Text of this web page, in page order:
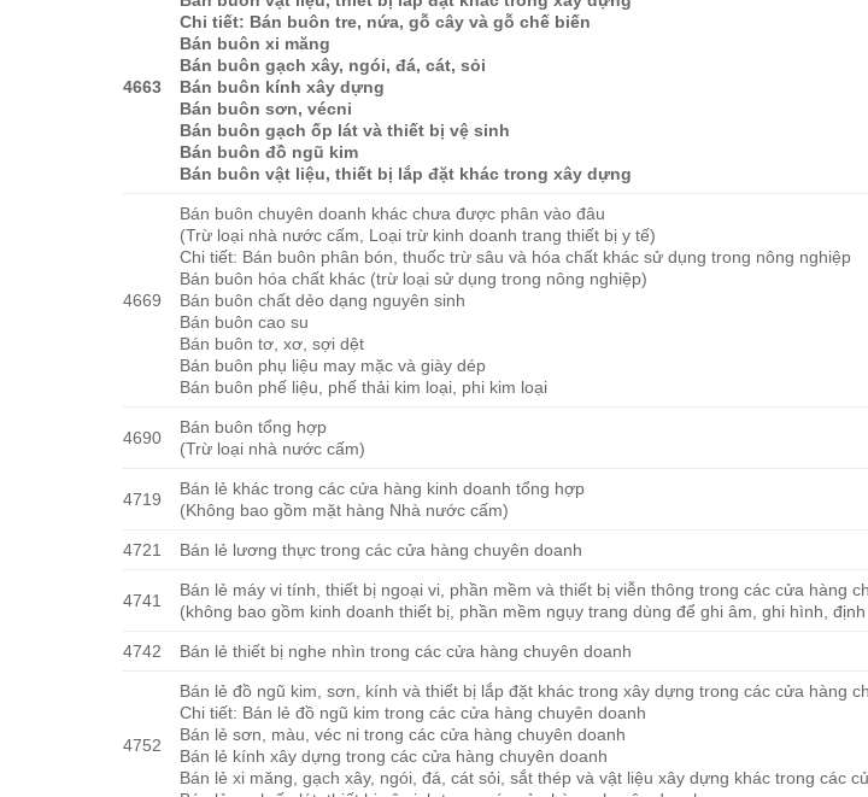
4663
Chi tiết: Bán buôn tre, nứa, gỗ cây và gỗ chế biến
Bán buôn xi măng
Bán buôn gạch xây, ngói, đá, cát, sỏi
Bán buôn kính xây dựng
Bán buôn sơn, vécni
Bán buôn gạch ốp lát và thiết bị vệ sinh
Bán buôn đồ ngũ kim
Bán buôn vật liệu, thiết bị lắp đặt khác trong xây dựng
4669
Bán buôn chuyên doanh khác chưa được phân vào đâu
(Trừ loại nhà nước cấm, Loại trừ kinh doanh trang thiết bị y tế)
Chi tiết: Bán buôn phân bón, thuốc trừ sâu và hóa chất khác sử dụng trong nông nghiệp
Bán buôn hóa chất khác (trừ loại sử dụng trong nông nghiệp)
Bán buôn chất dẻo dạng nguyên sinh
Bán buôn cao su
Bán buôn tơ, xơ, sợi dệt
Bán buôn phụ liệu may mặc và giày dép
Bán buôn phế liệu, phế thải kim loại, phi kim loại
4690
Bán buôn tổng hợp
(Trừ loại nhà nước cấm)
4719
Bán lẻ khác trong các cửa hàng kinh doanh tổng hợp
(Không bao gồm mặt hàng Nhà nước cấm)
4721 Bán lẻ lương thực trong các cửa hàng chuyên doanh
4741
Bán lẻ máy vi tính, thiết bị ngoại vi, phần mềm và thiết bị viễn thông trong các cửa hàng
(không bao gồm kinh doanh thiết bị, phần mềm ngụy trang dùng để ghi âm, ghi hình, định
4742 Bán lẻ thiết bị nghe nhìn trong các cửa hàng chuyên doanh
4752
Bán lẻ đồ ngũ kim, sơn, kính và thiết bị lắp đặt khác trong xây dựng trong các cửa hàng
Chi tiết: Bán lẻ đồ ngũ kim trong các cửa hàng chuyên doanh
Bán lẻ sơn, màu, véc ni trong các cửa hàng chuyên doanh
Bán lẻ kính xây dựng trong các cửa hàng chuyên doanh
Bán lẻ xi măng, gạch xây, ngói, đá, cát sỏi, sắt thép và vật liệu xây dựng khác trong các